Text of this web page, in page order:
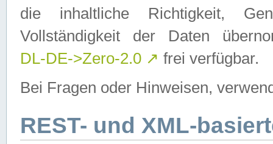
die inhaltliche Richtigkeit,
Vollständigkeit der Daten
DL-DE->Zero-2.0 ↗ frei verfügbar.
Bei Fragen oder Hinweisen,
REST- und XML-